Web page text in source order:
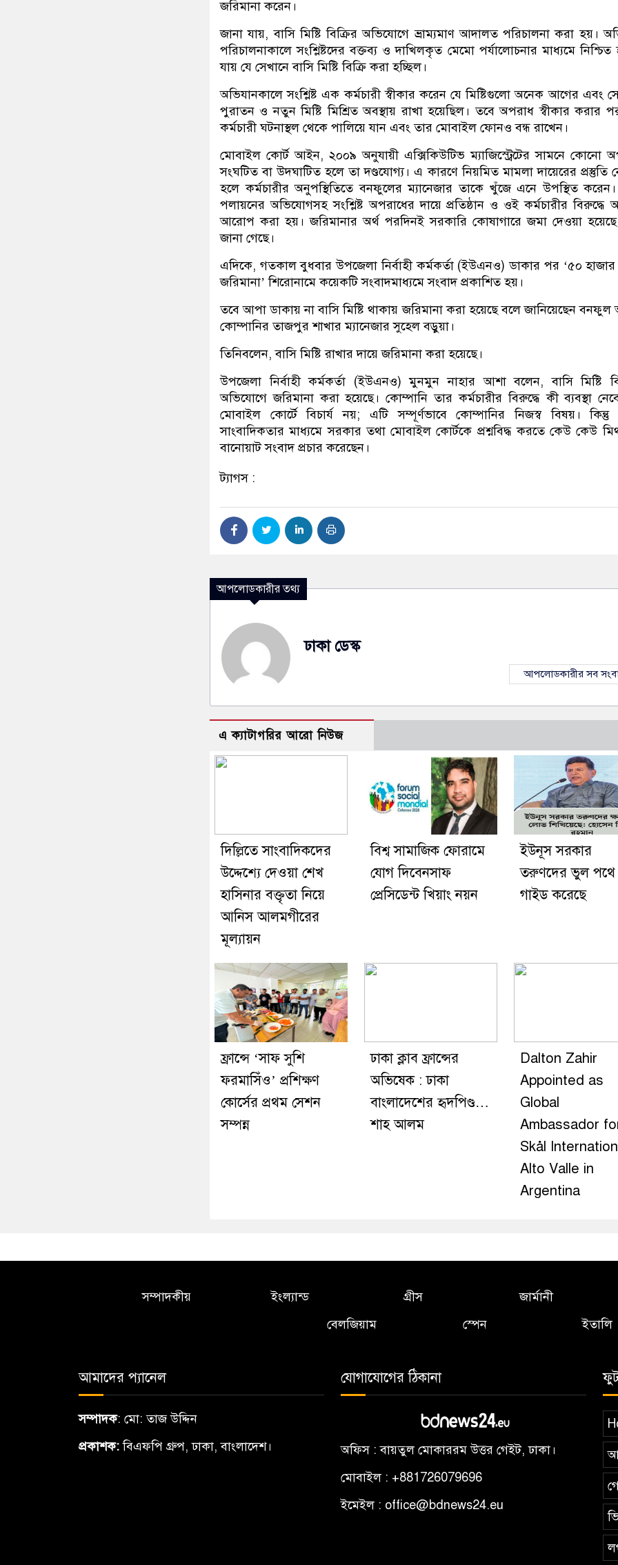
জরিমানা করেন।
জানা যায়, বাসি মিষ্টি বিক্রির অভিযোগে ভ্রাম্যমাণ আদালত পরিচালনা করা হয়।
পরিচালনাকালে সংশ্লিষ্টদের বক্তব্য ও দাখিলকৃত মেমো পর্যালোচনার মাধ্যমে নিশ্চিত
যায় যে সেখানে বাসি মিষ্টি বিক্রি করা হচ্ছিল।
অভিযানকালে সংশ্লিষ্ট এক কর্মচারী স্বীকার করেন যে মিষ্টিগুলো অনেক আগের এবং
পুরাতন ও নতুন মিষ্টি মিশ্রিত অবস্থায় রাখা হয়েছিল। তবে অপরাধ স্বীকার করার
কর্মচারী ঘটনাস্থল থেকে পালিয়ে যান এবং তার মোবাইল ফোনও বন্ধ রাখেন।
মোবাইল কোর্ট আইন, ২০০৯ অনুযায়ী এক্সিকিউটিভ ম্যাজিস্ট্রেটের সামনে কোনো
সংঘটিত বা উদঘাটিত হলে তা দণ্ডযোগ্য। এ কারণে নিয়মিত মামলা দায়েরের প্রস্তুতি
হলে কর্মচারীর অনুপস্থিতিতে বনফুলের ম্যানেজার তাকে খুঁজে এনে উপস্থিত
পলায়নের অভিযোগসহ সংশ্লিষ্ট অপরাধের দায়ে প্রতিষ্ঠান ও ওই কর্মচারীর বিরুদ্ধে
আরোপ করা হয়। জরিমানার অর্থ পরদিনই সরকারি কোষাগারে জমা দেওয়া
জানা গেছে।
এদিকে, গতকাল বুধবার উপজেলা নির্বাহী কর্মকর্তা (ইউএনও) ডাকার পর ‘৫০ হাজার
জরিমানা’ শিরোনামে কয়েকটি সংবাদমাধ্যমে সংবাদ প্রকাশিত হয়।
তবে আপা ডাকায় না বাসি মিষ্টি থাকায় জরিমানা করা হয়েছে বলে জানিয়েছেন বনফুল
কোম্পানির তাজপুর শাখার ম্যানেজার সুহেল বড়ুয়া।
তিনিবলেন, বাসি মিষ্টি রাখার দায়ে জরিমানা করা হয়েছে।
উপজেলা নির্বাহী কর্মকর্তা (ইউএনও) মুনমুন নাহার আশা বলেন, বাসি মিষ্টি
অভিযোগে জরিমানা করা হয়েছে। কোম্পানি তার কর্মচারীর বিরুদ্ধে কী ব্যবস্থা
মোবাইল কোর্টে বিচার্য নয়; এটি সম্পূর্ণভাবে কোম্পানির নিজস্ব বিষয়।
সাংবাদিকতার মাধ্যমে সরকার তথা মোবাইল কোর্টকে প্রশ্নবিদ্ধ করতে কেউ কেউ
বানোয়াট সংবাদ প্রচার করেছেন।
ট্যাগস :
আপলোডকারীর তথ্য
ঢাকা ডেস্ক
আপলোডকারীর সব
এ ক্যাটাগরির আরো নিউজ
দিল্লিতে সাংবাদিকদের
উদ্দেশ্যে দেওয়া শেখ
হাসিনার বক্তৃতা নিয়ে
আনিস আলমগীরের
মূল্যায়ন
বিশ্ব সামাজিক ফোরামে
যোগ দিবেনসাফ
প্রেসিডেন্ট খিয়াং নয়ন
ইউনূস সরকার
তরুণদের ভুল পথে
গাইড করেছে
ফ্রান্সে ‘সাফ সুশি
ফরমাসিঁও’ প্রশিক্ষণ
কোর্সের প্রথম সেশন
সম্পন্ন
ঢাকা ক্লাব ফ্রান্সের
অভিষেক : ঢাকা
বাংলাদেশের হৃদপিণ্ড…
শাহ আলম
Dalton Zahir
Appointed as
Global
Ambassador
Skål
Alto Valle in
Argentina
সম্পাদকীয় ইংল্যান্ড গ্রীস
জার্মানী
বেলজিয়াম
স্পেন ইতালি
আমাদের প্যানেল
সম্পাদক: মো: তাজ উদ্দিন
প্রকাশক:বিএফপি গ্রুপ, ঢাকা, বাংলাদেশ।
যোগাযোগের ঠিকানা
অফিস : বায়তুল মোকাররম উত্তর গেইট, ঢাকা।
মোবাইল : +881726079696
ইমেইল : office@bdnews24.eu